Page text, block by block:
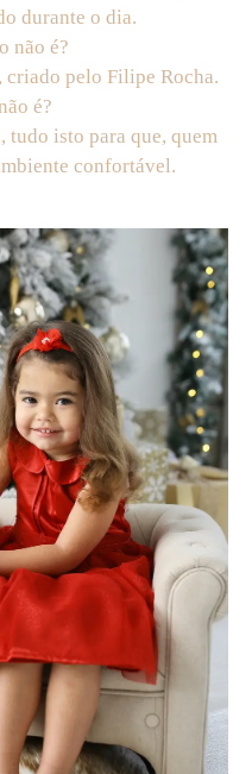
durante o dia.
não é?
criado pelo Filipe Rocha.
é?
tudo isto para que, quem
confortável.